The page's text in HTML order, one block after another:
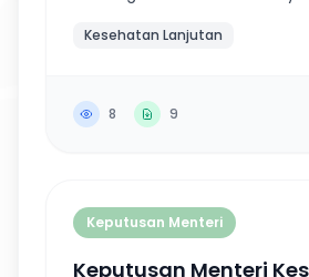
Dan Alat Kesehatan Untuk
Kesehatan Lanjutan
8 9
Keputusan Menteri
Keputusan Menteri